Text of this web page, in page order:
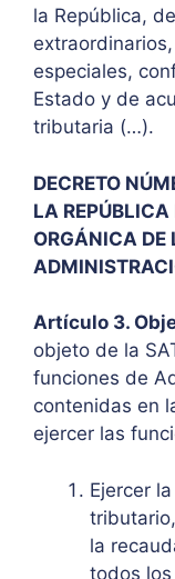
la República,
especiales,
Estado y de
tributaria (…).
DECRETO
LA
ORGÁNICA DE
Artículo 3.
objeto de la
funciones de
contenidas en
ejercer las
Ejercer
la
todos